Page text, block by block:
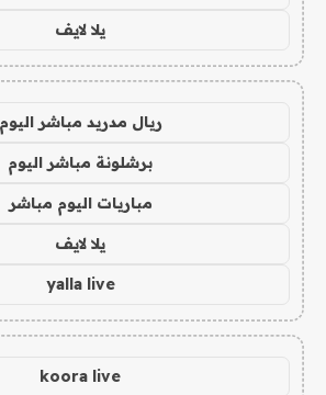
يلا لايف
ريال مدريد مباشر اليوم
برشلونة مباشر اليوم
مباريات اليوم مباشر
يلا لايف
yalla live
koora live